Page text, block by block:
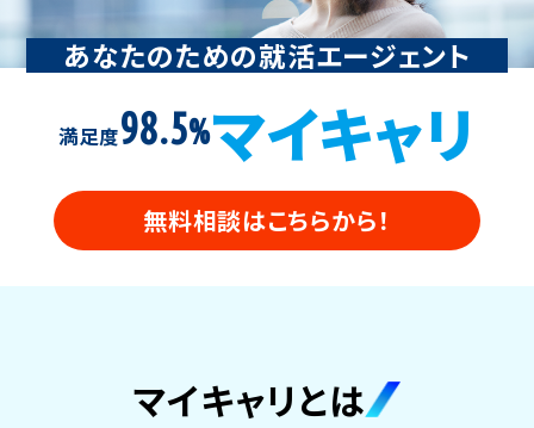
あなたのための就活エージェント
満足度98.5%マイキャリ
無料相談はこちらから！
マイキャリとは